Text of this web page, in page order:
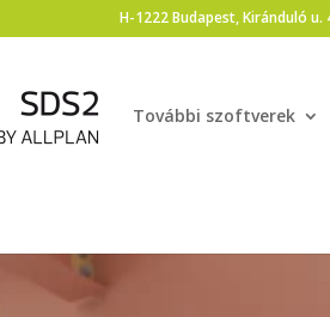
H-1222 Budapest, Kiránduló u.
További szoftverek